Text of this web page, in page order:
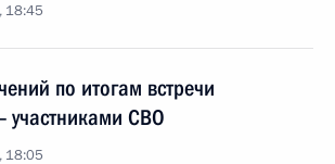
18:45
по итогам встречи
участниками СВО
18:05